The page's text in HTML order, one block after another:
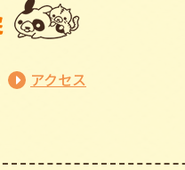
アクセス